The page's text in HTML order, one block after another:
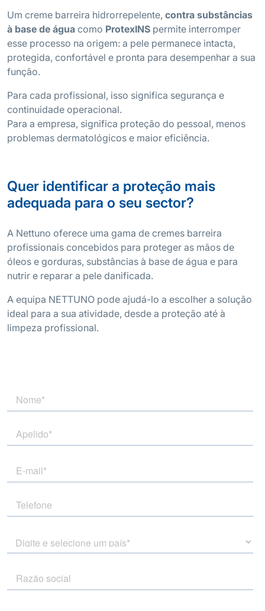
Um creme barreira hidrorrepelente, contra substâncias
à base de água como ProtexINS permite interromper
esse processo na origem: a pele permanece intacta,
protegida, confortável e pronta para desempenhar a sua
função.
Para cada profissional, isso significa segurança e
continuidade operacional.
Para a empresa, significa proteção do pessoal, menos
problemas dermatológicos e maior eficiência.
Quer identificar a proteção mais
adequada para o seu sector?
A Nettuno oferece uma gama de cremes barreira
profissionais concebidos para proteger as mãos de
óleos e gorduras, substâncias à base de água e para
nutrir e reparar a pele danificada.
A equipa NETTUNO pode ajudá-lo a escolher a solução
ideal para a sua atividade, desde a proteção até à
limpeza profissional.